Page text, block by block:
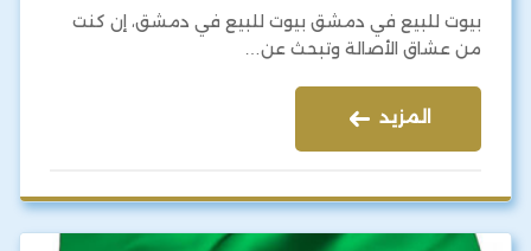
بيوت للبيع في دمشق بيوت للبيع في دمشق، إن كنت
من عشاق الأصالة وتبحث عن…
المزيد